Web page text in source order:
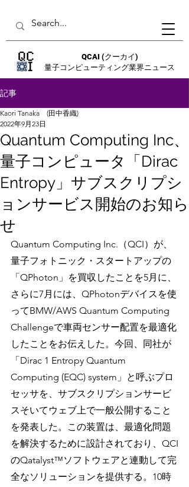
QCAI (クーカイ)
量子コンピューティング業界ニュース
記事
Quantum Computing Inc、
量子コンピュータ「Dirac
Entropy」サブスクリプシ
ョンサービス開始のお知ら
せ
Kaori Tanaka (田中香織)
2022年9月23日
Quantum Computing Inc.（QCI）が、
量子フォトニック・スタートアップの
「QPhoton」を買収したことを5月に、
さらに7月には、QPhotonデバイスを使
ってBMW/AWS Quantum Computing
Challengeで車両センサー配置を最適化
したことをお伝えした。今回、同社が
「Dirac 1 Entropy Quantum
Computing (EQC) system」と呼ぶプロ
セッサを、サブスクリプションサービ
スそいてウェブ上で一般公開すること
を発表した。この装置は、最適化問題
を解決するために設計されており、QCI
のQatalyst™ソフトウェアと連動して完
全なソリューションを提供する。10時